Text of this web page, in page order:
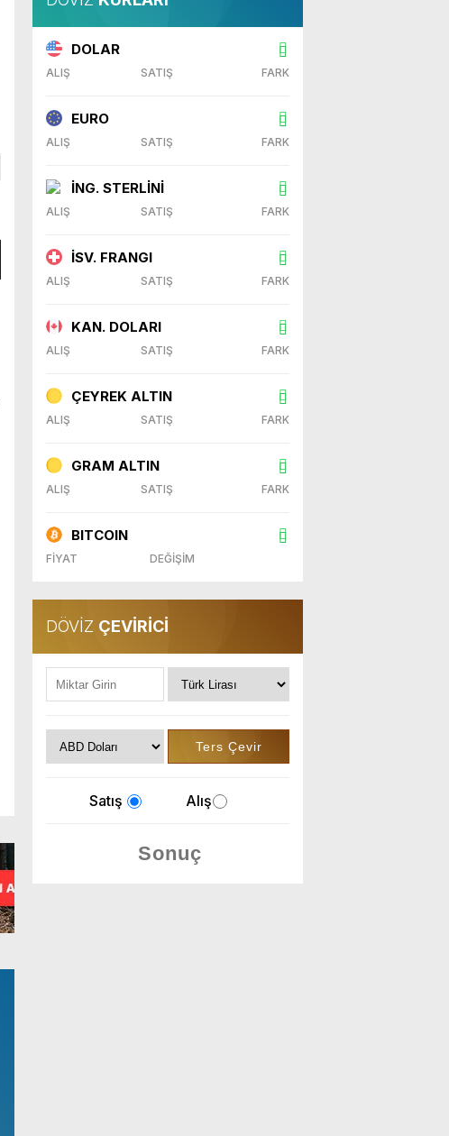
DOLAR
ALIŞ SATIŞ FARK
EURO
ALIŞ SATIŞ FARK
İNG. STERLİNİ
ALIŞ SATIŞ FARK
İSV. FRANGI
ALIŞ SATIŞ FARK
KAN. DOLARI
ALIŞ SATIŞ FARK
ÇEYREK ALTIN
ALIŞ SATIŞ FARK
GRAM ALTIN
ALIŞ SATIŞ FARK
BITCOIN
FİYAT DEĞİŞİM
DÖVİZ ÇEVİRİCİ
Satış Alış